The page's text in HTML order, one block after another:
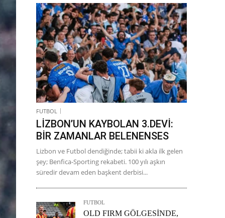
FUTBOL
LİZBON’UN KAYBOLAN 3.DEVİ:
BİR ZAMANLAR BELENENSES
Lizbon ve Futbol dendiğinde; tabii ki akla ilk gelen
şey; Benfica-Sporting rekabeti. 100 yılı aşkın
süredir devam eden başkent derbisi...
FUTBOL
OLD FIRM GÖLGESİNDE,